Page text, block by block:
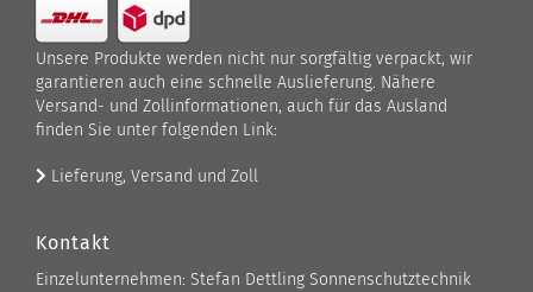
Unsere Produkte werden nicht nur sorgfältig verpackt, wir
garantieren auch eine schnelle Auslieferung. Nähere
Versand- und Zollinformationen, auch für das Ausland
finden Sie unter folgenden Link:
Lieferung, Versand und Zoll
Kontakt
Einzelunternehmen: Stefan Dettling Sonnenschutztechnik